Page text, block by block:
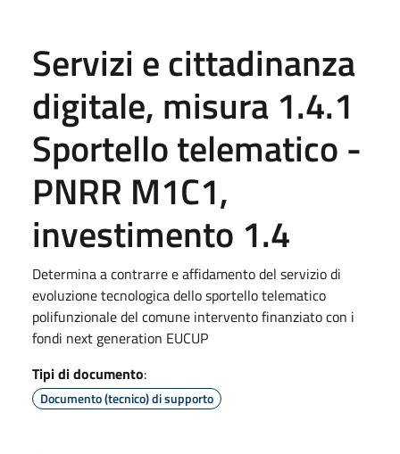
Servizi e cittadinanza
digitale, misura 1.4.1
Sportello telematico -
PNRR M1C1,
investimento 1.4
Determina a contrarre e affidamento del servizio di
evoluzione tecnologica dello sportello telematico
polifunzionale del comune intervento finanziato con i
fondi next generation EUCUP
Tipi di documento:
Documento (tecnico) di supporto